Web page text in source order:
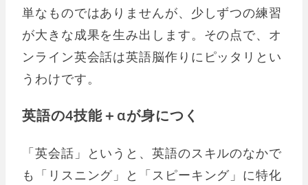
単なものではありませんが、少しずつの練習
が大きな成果を生み出します。その点で、オ
ンライン英会話は英語脳作りにピッタリとい
うわけです。
英語の4技能＋αが身につく
「英会話」というと、英語のスキルのなかで
も「リスニング」と「スピーキング」に特化